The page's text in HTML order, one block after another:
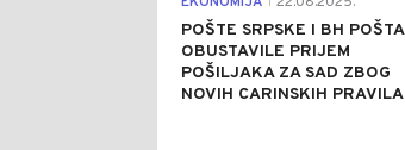
POŠTE SRPSKE I BH POŠTA
OBUSTAVILE PRIJEM
POŠILJAKA ZA SAD ZBOG
NOVIH CARINSKIH PRAVILA